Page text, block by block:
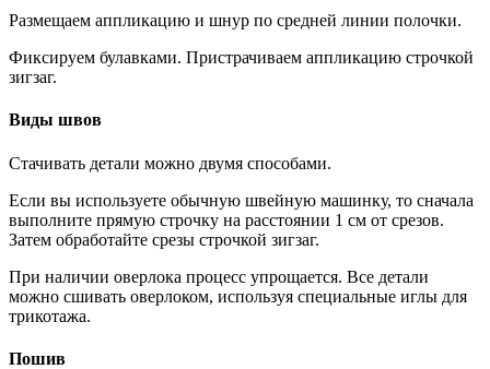
Размещаем аппликацию и шнур по средней линии полочки.
Фиксируем булавками. Пристрачиваем аппликацию строчкой
зигзаг.
Виды швов
Стачивать детали можно двумя способами.
Если вы используете обычную швейную машинку, то сначала
выполните прямую строчку на расстоянии 1 см от срезов.
Затем обработайте срезы строчкой зигзаг.
При наличии оверлока процесс упрощается. Все детали
можно сшивать оверлоком, используя специальные иглы для
трикотажа.
Пошив